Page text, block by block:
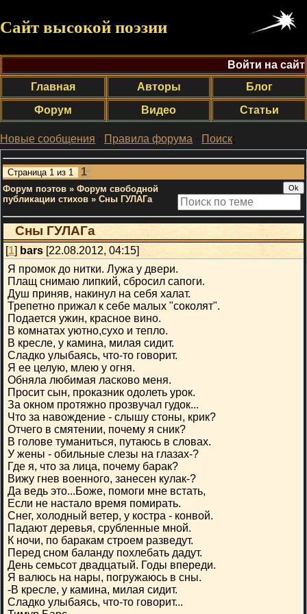
Сайт высокой поэзии
Войти на сайт
Главная
Авторы
Блог
Форум
Видео Статьи
Новые сообщения · Правила форума · Поиск;
Страница 1 из 1 1
Форум поэтов » Форум свободной
публикации стихов » Сны ГУЛАГа
Сны ГУЛАГа
[1] bars [22.08.2012, 04:15]
Я промок до нитки. Лужа у двери.
Плащ снимаю липкий, сбросил сапоги.
Душ приняв, накинул на себя халат.
Трепетно прижал к себе малых "соколят".
Подается ужин, красное вино.
В комнатах уютно,сухо и тепло.
В кресле, у камина, милая сидит.
Сладко улыбаясь, что-то говорит.
Я ее целую, млею у огня.
Обняла любимая ласково меня.
Просит сын, проказник одолеть урок.
За окном протяжно прозвучал гудок...
Что за навождение - слышу стоны, крик?
Отчего в смятении, почему я сник?
В голове туманиться, путаюсь в словах.
У жены - обильные слезы на глазах-?
Где я, что за лица, почему барак?
Вижу гнев военного, занесен кулак-?
Да ведь это...Боже, помоги мне встать,
Если не настало время помирать.
Снег, холодный ветер, у костра - конвой.
Падают деревья, срубленные мной.
К ночи, по баракам строем разведут.
Перед сном баланду похлебать дадут.
День семьсот двадцатый. Годы впереди.
Я валюсь на нары, погружаюсь в сны.
-В кресле, у камина, милая сидит.
Сладко улыбаясь, что-то говорит...